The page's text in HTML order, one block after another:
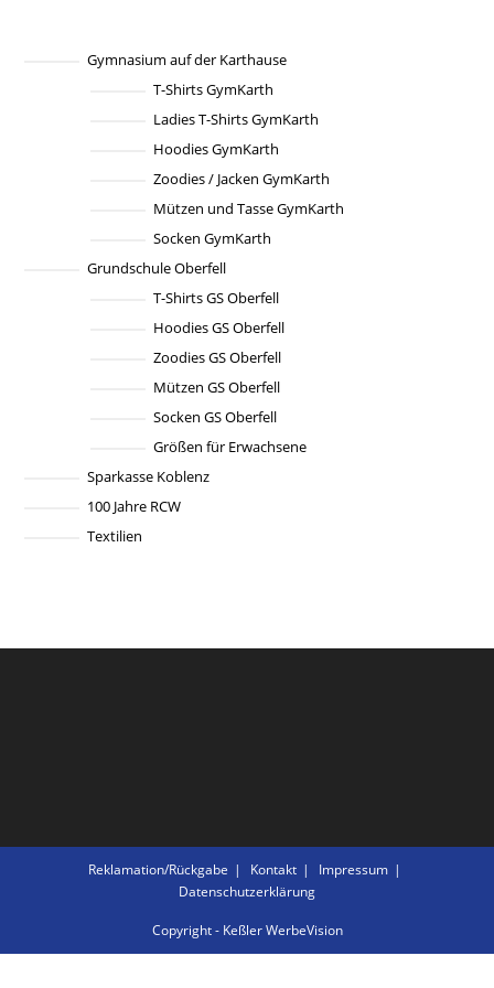
Gymnasium auf der Karthause
T-Shirts GymKarth
Ladies T-Shirts GymKarth
Hoodies GymKarth
Zoodies / Jacken GymKarth
Mützen und Tasse GymKarth
Socken GymKarth
Grundschule Oberfell
T-Shirts GS Oberfell
Hoodies GS Oberfell
Zoodies GS Oberfell
Mützen GS Oberfell
Socken GS Oberfell
Größen für Erwachsene
Sparkasse Koblenz
100 Jahre RCW
Textilien
Reklamation/Rückgabe Kontakt
Impressum
Datenschutzerklärung
Copyright - Keßler WerbeVision